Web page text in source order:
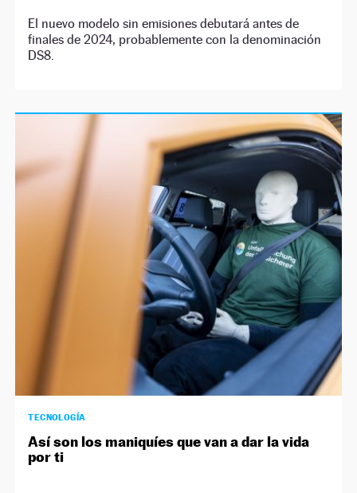
El nuevo modelo sin emisiones debutará antes de
finales de 2024, probablemente con la denominación
DS8.
TECNOLOGÍA
Así son los maniquíes que van a dar la vida
por ti